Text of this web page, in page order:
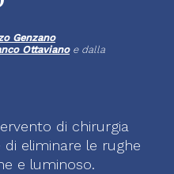
Genzano
Ottavianoe dalla
di chirurgia
eliminare le rughe
e luminoso.